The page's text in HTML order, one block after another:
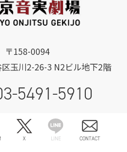
X LINE CONTACT
〒158-0094
玉川2-26-3 N2ビル地下2階
5491-5910